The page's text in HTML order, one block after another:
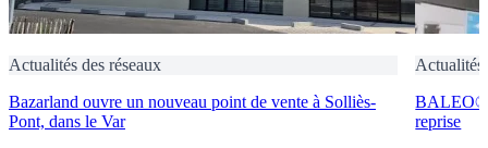
Actualités des réseaux
Bazarland ouvre un nouveau point de vente à Solliès-
Pont, dans le Var
Actualités
BALEO®
reprise